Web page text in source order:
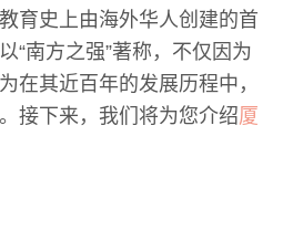
育史上由海外华人创建的首
“南方之强”著称，不仅因为
在其近百年的发展历程中，
接下来，我们将为您介绍厦